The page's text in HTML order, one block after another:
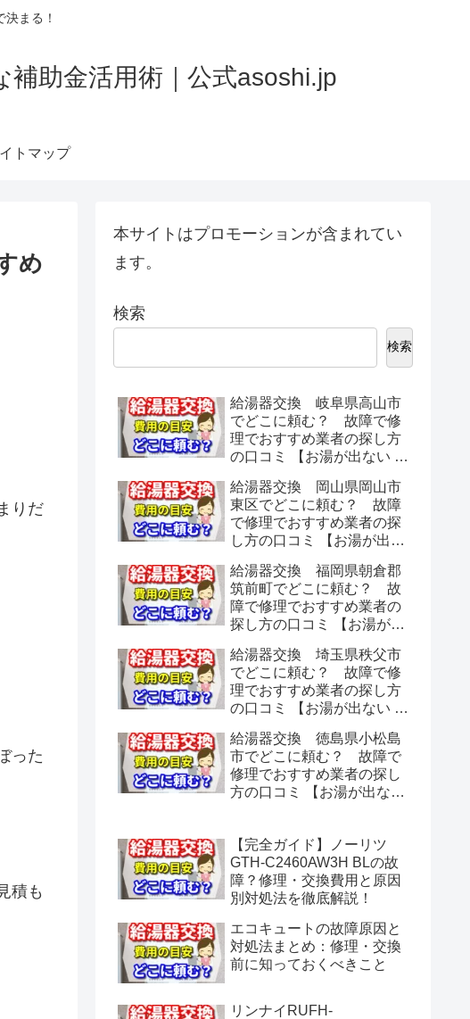
まる！
補助金活用術｜公式asoshi.jp
トマップ
め
りだ
った
積も
本サイトはプロモーションが含まれてい
ます。
検索
検索
給湯器交換 岐阜県高山市
でどこに頼む？ 故障で修
理でおすすめ業者の探し方
の口コミ 【お湯が出ない 水
給湯器交換 岡山県岡山市
東区でどこに頼む？ 故障
で修理でおすすめ業者の探
し方の口コミ 【お湯が出な
給湯器交換 福岡県朝倉郡
筑前町でどこに頼む？ 故
障で修理でおすすめ業者の
探し方の口コミ 【お湯が出
給湯器交換 埼玉県秩父市
でどこに頼む？ 故障で修
理でおすすめ業者の探し方
の口コミ 【お湯が出ない 水
給湯器交換 徳島県小松島
市でどこに頼む？ 故障で
修理でおすすめ業者の探し
方の口コミ 【お湯が出ない
【完全ガイド】ノーリツ
GTH-C2460AW3H BLの故
障？修理・交換費用と原因
別対処法を徹底解説！
エコキュートの故障原因と
対処法まとめ：修理・交換
前に知っておくべきこと
リンナイRUFH-